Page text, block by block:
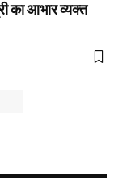
का आभार व्यक्त